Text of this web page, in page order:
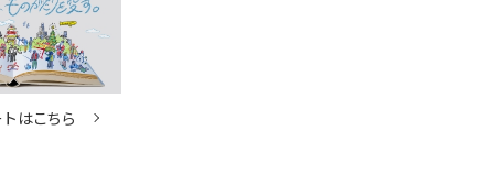
はこちら